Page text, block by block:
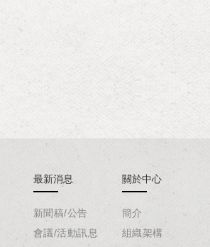
最新消息
新聞稿/公告
會議/活動訊息
關於中心
簡介
組織架構